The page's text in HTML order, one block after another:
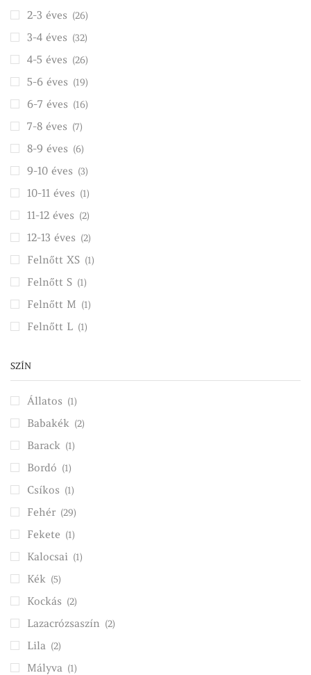
2-3 éves (26)
3-4 éves (32)
4-5 éves (26)
5-6 éves (19)
6-7 éves (16)
7-8 éves (7)
8-9 éves (6)
9-10 éves (3)
10-11 éves (1)
11-12 éves (2)
12-13 éves (2)
Felnőtt XS (1)
Felnőtt S (1)
Felnőtt M (1)
Felnőtt L (1)
SZÍN
Állatos (1)
Babakék (2)
Barack (1)
Bordó (1)
Csíkos (1)
Fehér (29)
Fekete (1)
Kalocsai (1)
Kék (5)
Kockás (2)
Lazacrózsaszín (2)
Lila (2)
Mályva (1)